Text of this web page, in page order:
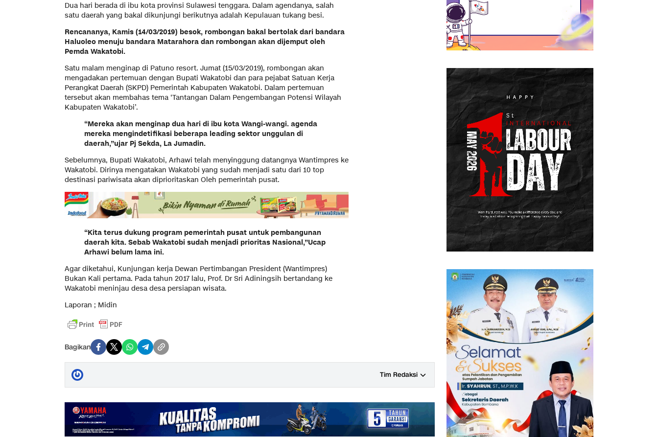
Dua hari berada di ibu kota provinsi Sulawesi tenggara. Dalam agendanya, salah
satu daerah yang bakal dikunjungi berikutnya adalah Kepulauan tukang besi.
Rencananya, Kamis (14/03/2019) besok, rombongan bakal bertolak dari bandara
Haluoleo menuju bandara Matarahora dan rombongan akan dijemput oleh
Pemda Wakatobi.
Satu malam menginap di Patuno resort. Jumat (15/03/2019), rombongan akan
mengadakan pertemuan dengan Bupati Wakatobi dan para pejabat Satuan Kerja
Perangkat Daerah (SKPD) Pemerintah Kabupaten Wakatobi. Dalam pertemuan
tersebut akan membahas tema ‘Tantangan Dalam Pengembangan Potensi Wilayah
Kabupaten Wakatobi’.
“Mereka akan menginap dua hari di ibu kota Wangi-wangi. agenda
mereka mengindetifikasi beberapa leading sektor unggulan di
daerah,”ujar Pj Sekda, La Jumadin.
Sebelumnya, Bupati Wakatobi, Arhawi telah menyinggung datangnya Wantimpres ke
Wakatobi. Dirinya mengatakan Wakatobi yang sudah menjadi satu dari 10 top
destinasi pariwisata akan diprioritaskan Oleh pemerintah pusat.
“Kita terus dukung program pemerintah pusat untuk pembangunan
daerah kita. Sebab Wakatobi sudah menjadi prioritas Nasional,”Ucap
Arhawi belum lama ini.
Agar diketahui, Kunjungan kerja Dewan Pertimbangan President (Wantimpres)
Bukan Kali pertama. Pada tahun 2017 lalu, Prof. Dr Sri Adiningsih bertandang ke
Wakatobi meninjau desa desa persiapan wisata.
Laporan ; Midin
Bagikan
Tim Redaksi